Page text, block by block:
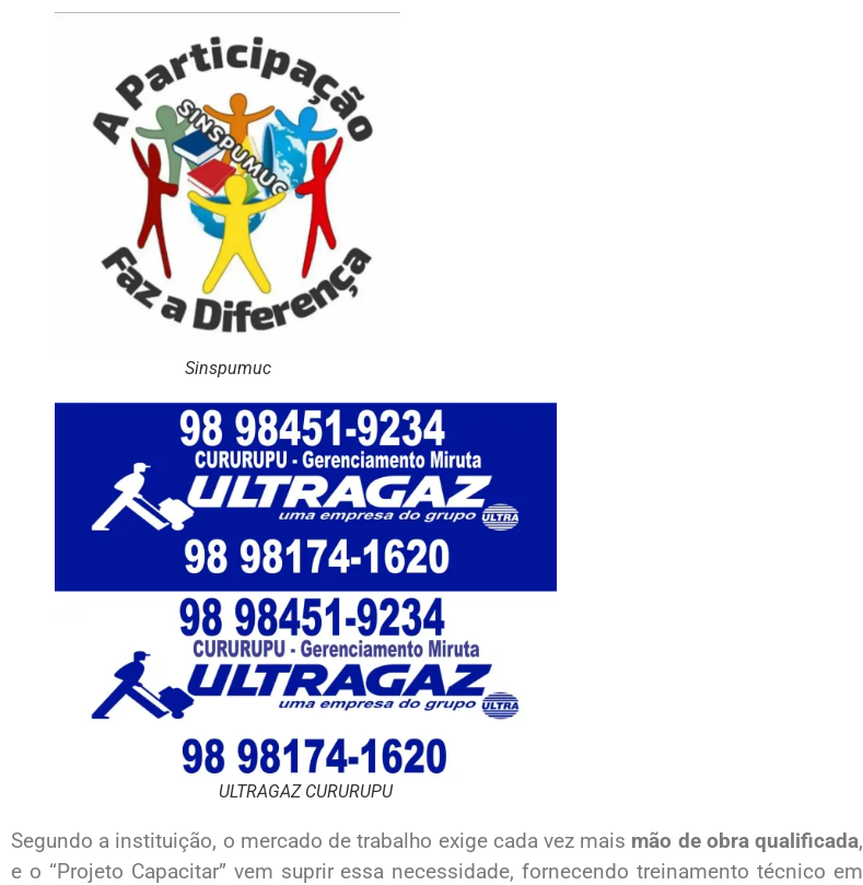
Sinspumuc
ULTRAGAZ CURURUPU
Segundo a instituição, o mercado de trabalho exige cada vez mais mão de obra qualificada,
e o “Projeto Capacitar” vem suprir essa necessidade, fornecendo treinamento técnico em